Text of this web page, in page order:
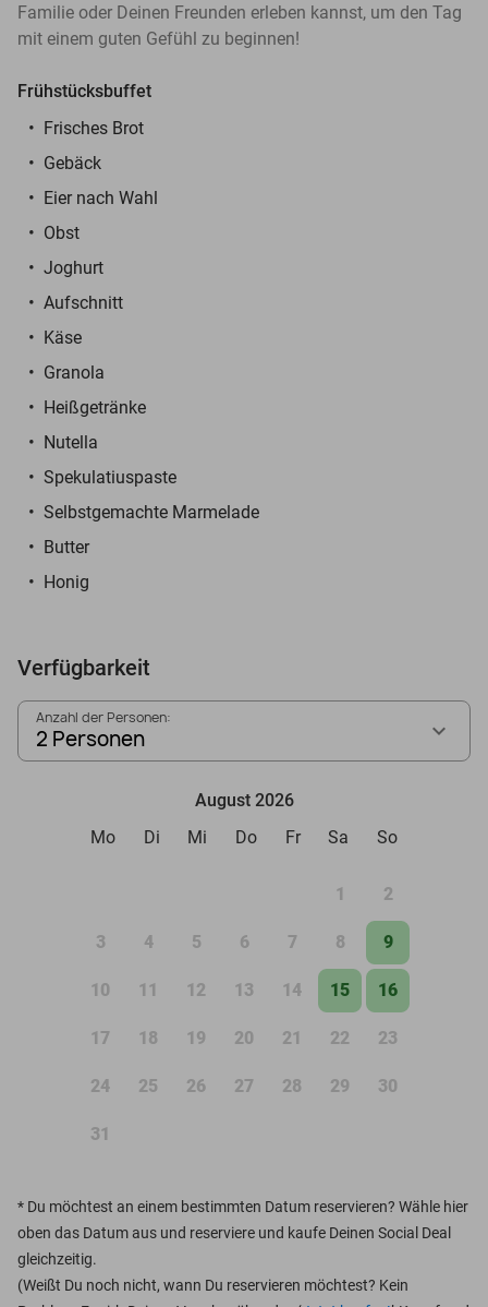
Familie oder Deinen Freunden erleben kannst, um den Tag
mit einem guten Gefühl zu beginnen!
Frühstücksbuffet
Frisches Brot
Gebäck
Eier nach Wahl
Obst
Joghurt
Aufschnitt
Käse
Granola
Heißgetränke
Nutella
Spekulatiuspaste
Selbstgemachte Marmelade
Butter
Honig
Verfügbarkeit
Anzahl der Personen:
2 Personen
August 2026
Mo
Di Mi Do Fr Sa So
1 2
3 4 5 6 7 8 9
10 11 12 13 14 15 16
17 18 19 20 21 22 23
24 25 26 27 28 29 30
31
* Du möchtest an einem bestimmten Datum reservieren? Wähle hier
oben das Datum aus und reserviere und kaufe Deinen Social Deal
gleichzeitig.
(Weißt Du noch nicht, wann Du reservieren möchtest? Kein